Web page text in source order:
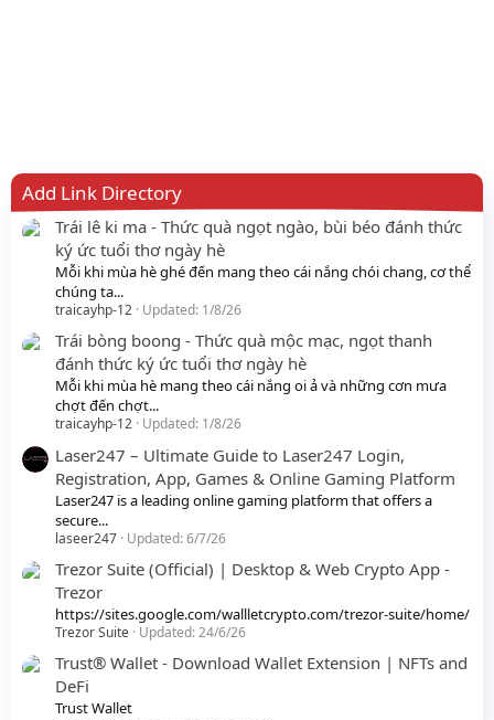
Add Link Directory
Trái lê ki ma - Thức quà ngọt ngào, bùi béo đánh thức
ký ức tuổi thơ ngày hè
Mỗi khi mùa hè ghé đến mang theo cái nắng chói chang, cơ thể
chúng ta...
traicayhp-12 Updated: 1/8/26
Trái bòng boong - Thức quà mộc mạc, ngọt thanh
đánh thức ký ức tuổi thơ ngày hè
Mỗi khi mùa hè mang theo cái nắng oi ả và những cơn mưa
chợt đến chợt...
traicayhp-12 Updated: 1/8/26
Laser247 – Ultimate Guide to Laser247 Login,
Registration, App, Games & Online Gaming Platform
Laser247 is a leading online gaming platform that offers a
secure...
laseer247 Updated:6/7/26
Trezor Suite (Official) | Desktop & Web Crypto App -
Trezor
https://sites.google.com/wallletcrypto.com/trezor-suite/home/
Trezor Suite Updated:24/6/26
Trust® Wallet - Download Wallet Extension | NFTs and
DeFi
Trust Wallet